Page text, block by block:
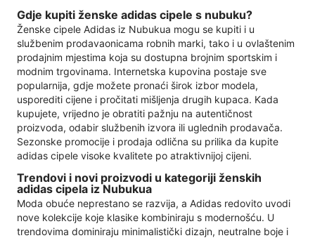
Gdje kupiti ženske adidas cipele s nubuku?
Ženske cipele Adidas iz Nubukua mogu se kupiti i u
službenim prodavaonicama robnih marki, tako i u ovlaštenim
prodajnim mjestima koja su dostupna brojnim sportskim i
modnim trgovinama. Internetska kupovina postaje sve
popularnija, gdje možete pronaći širok izbor modela,
usporediti cijene i pročitati mišljenja drugih kupaca. Kada
kupujete, vrijedno je obratiti pažnju na autentičnost
proizvoda, odabir službenih izvora ili uglednih prodavača.
Sezonske promocije i prodaja odlična su prilika da kupite
adidas cipele visoke kvalitete po atraktivnijoj cijeni.
Trendovi i novi proizvodi u kategoriji ženskih
adidas cipela iz Nubukua
Moda obuće neprestano se razvija, a Adidas redovito uvodi
nove kolekcije koje klasike kombiniraju s modernošću. U
trendovima dominiraju minimalistički dizajn, neutralne boje i